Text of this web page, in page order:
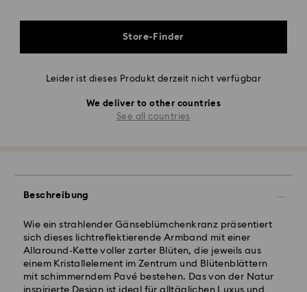
Store-Finder
Leider ist dieses Produkt derzeit nicht verfügbar
We deliver to other countries
See all countries
Beschreibung
Wie ein strahlender Gänseblümchenkranz präsentiert
sich dieses lichtreflektierende Armband mit einer
Allaround-Kette voller zarter Blüten, die jeweils aus
einem Kristallelement im Zentrum und Blütenblättern
mit schimmerndem Pavé bestehen. Das von der Natur
inspirierte Design ist ideal für alltäglichen Luxus und